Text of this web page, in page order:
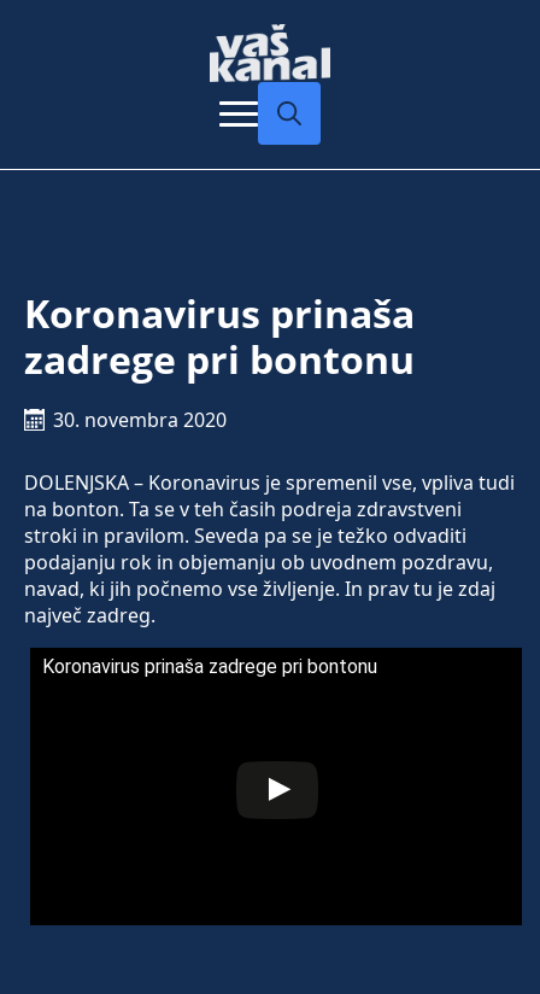
Koronavirus prinaša
zadrege pri bontonu
30. novembra 2020
DOLENJSKA – Koronavirus je spremenil vse, vpliva tudi
na bonton. Ta se v teh časih podreja zdravstveni
stroki in pravilom. Seveda pa se je težko odvaditi
podajanju rok in objemanju ob uvodnem pozdravu,
navad, ki jih počnemo vse življenje. In prav tu je zdaj
največ zadreg.
Koronavirus prinaša zadrege pri bontonu